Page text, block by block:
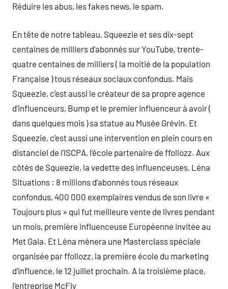
Réduire les abus, les fakes news, le spam.
En tête de notre tableau, Squeezie et ses dix-sept
centaines de milliers d’abonnés sur YouTube, trente-
quatre centaines de milliers ( la moitié de la population
Française ) tous réseaux sociaux confondus. Mais
Squeezie, c’est aussi le créateur de sa propre agence
d’influenceurs, Bump et le premier influenceur à avoir (
dans quelques mois ) sa statue au Musée Grévin. Et
Squeezie, c’est aussi une intervention en plein cours en
distanciel de l’ISCPA, l’école partenaire de ffollozz. Aux
côtés de Squeezie, la vedette des influenceuses, Léna
Situations : 8 millions d’abonnés tous réseaux
confondus, 400 000 exemplaires vendus de son livre «
Toujours plus » qui fut meilleure vente de livres pendant
un mois, première influenceuse Européenne invitée au
Met Gala. Et Léna mènera une Masterclass spéciale
organisée par ffollozz, la première école du marketing
d’influence, le 12 juillet prochain. A la troisième place,
l’entreprise McFly